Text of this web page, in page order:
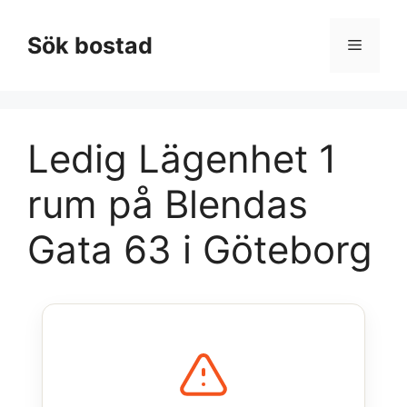
innehållSök bostad Meny
Ledig Lägenhet 1
rum på Blendas
Gata 63 i Göteborg